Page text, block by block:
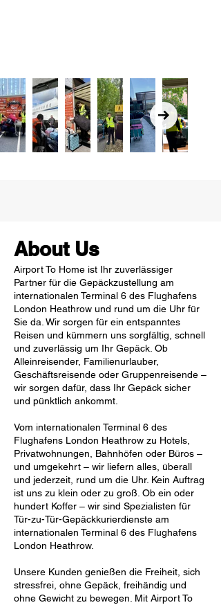
About Us
Airport To Home ist Ihr zuverlässiger
Partner für die Gepäckzustellung am
internationalen Terminal 6 des Flughafens
London Heathrow und rund um die Uhr für
Sie da. Wir sorgen für ein entspanntes
Reisen und kümmern uns sorgfältig, schnell
und zuverlässig um Ihr Gepäck. Ob
Alleinreisender, Familienurlauber,
Geschäftsreisende oder Gruppenreisende –
wir sorgen dafür, dass Ihr Gepäck sicher
und pünktlich ankommt.
Vom internationalen Terminal 6 des
Flughafens London Heathrow zu Hotels,
Privatwohnungen, Bahnhöfen oder Büros –
und umgekehrt – wir liefern alles, überall
und jederzeit, rund um die Uhr. Kein Auftrag
ist uns zu klein oder zu groß. Ob ein oder
hundert Koffer – wir sind Spezialisten für
Tür-zu-Tür-Gepäckkurierdienste am
internationalen Terminal 6 des Flughafens
London Heathrow.
Unsere Kunden genießen die Freiheit, sich
stressfrei, ohne Gepäck, freihändig und
ohne Gewicht zu bewegen. Mit Airport To